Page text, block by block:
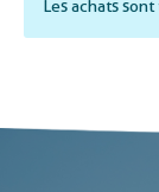
Les achats